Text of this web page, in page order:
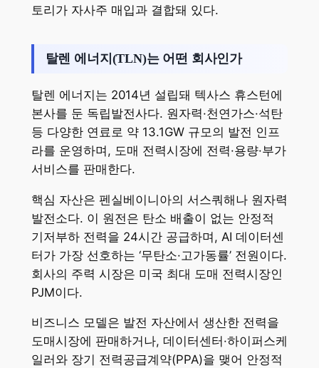
토리가 자사주 매입과 결합돼 있다.
탈렌 에너지(TLN)는 어떤 회사인가
탈렌 에너지는 2014년 설립돼 텍사스 휴스턴에
본사를 둔 독립발전사다. 원자력·천연가스·석탄
등 다양한 연료로 약 13.1GW 규모의 발전 인프
라를 운영하며, 도매 전력시장에 전력·용량·부가
서비스를 판매한다.
핵심 자산은 펜실베이니아의 서스쿼해나 원자력
발전소다. 이 원전은 탄소 배출이 없는 안정적
기저부하 전력을 24시간 공급하며, AI 데이터센
터가 가장 선호하는 ‘무탄소·고가동률’ 전원이다.
회사의 주력 시장은 미국 최대 도매 전력시장인
PJM이다.
비즈니스 모델은 발전 자산에서 생산한 전력을
도매시장에 판매하거나, 데이터센터·하이퍼스케
일러와 장기 전력공급계약(PPA)을 맺어 안정적